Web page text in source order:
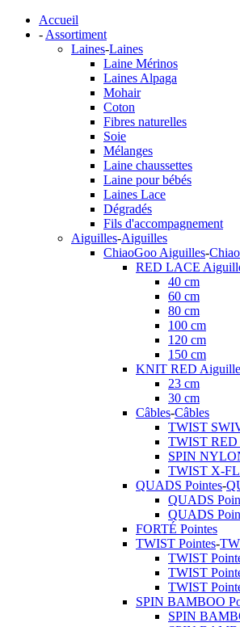
Accueil
- Assortiment
Laines-Laines
Laine Mérinos
Laines Alpaga
Mohair
Coton
Fibres naturelles
Soie
Mélanges
Laine chaussettes
Laine pour bébés
Laines Lace
Dégradés
Fils d'accompagnement
Aiguilles-Aiguilles
ChiaoGoo Aiguilles-
RED LACE
40 cm
60 cm
80 cm
100 cm
120 cm
150 cm
KNIT RED
23 cm
30 cm
Câbles-Câbles
TWIST
TWIST RED
SPIN
TWIST X-
QUADS Pointes-
QUADS
QUADS
FORTÉ Pointes
TWIST Pointes-
TWIST
TWIST
TWIST
SPIN BAMBOO
SPIN